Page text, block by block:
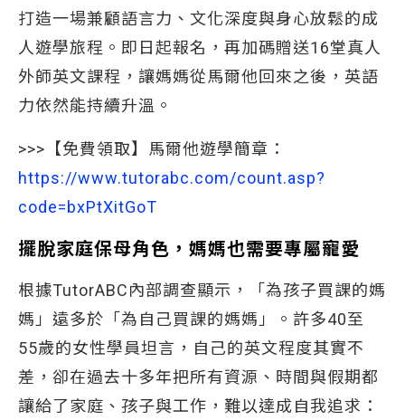
打造一場兼顧語言力、文化深度與身心放鬆的成
人遊學旅程。即日起報名，再加碼贈送16堂真人
外師英文課程，讓媽媽從馬爾他回來之後，英語
力依然能持續升溫。
>>>【免費領取】馬爾他遊學簡章：
https://www.tutorabc.com/count.asp?
code=bxPtXitGoT
擺脫家庭保母角色，媽媽也需要專屬寵愛
根據TutorABC內部調查顯示，「為孩子買課的媽
媽」遠多於「為自己買課的媽媽」。許多40至
55歲的女性學員坦言，自己的英文程度其實不
差，卻在過去十多年把所有資源、時間與假期都
讓給了家庭、孩子與工作，難以達成自我追求：